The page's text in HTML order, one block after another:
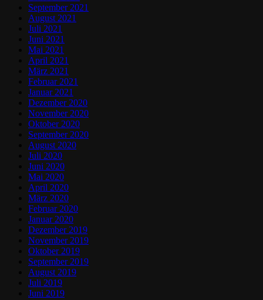
September 2021
August 2021
Juli 2021
Juni 2021
Mai 2021
April 2021
März 2021
Februar 2021
Januar 2021
Dezember 2020
November 2020
Oktober 2020
September 2020
August 2020
Juli 2020
Juni 2020
Mai 2020
April 2020
März 2020
Februar 2020
Januar 2020
Dezember 2019
November 2019
Oktober 2019
September 2019
August 2019
Juli 2019
Juni 2019